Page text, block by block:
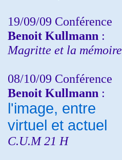
19/09/09 Conférence
Benoit Kullmann :
Magritte et la mémoire
08/10/09 Conférence
Benoit Kullmann :
l'image, entre
virtuel et actuel
C.U.M 21 H